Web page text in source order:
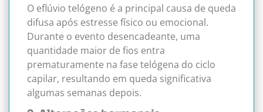
O eflúvio telógeno é a principal causa de queda
difusa após estresse físico ou emocional.
Durante o evento desencadeante, uma
quantidade maior de fios entra
prematuramente na fase telógena do ciclo
capilar, resultando em queda significativa
algumas semanas depois.